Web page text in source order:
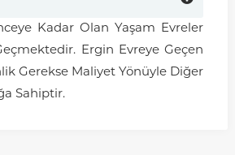
Kadar Olan Yaşam Evreler
Ergin Evreye Geçen
Gerekse Maliyet Yönüyle Diğer
Sahiptir.